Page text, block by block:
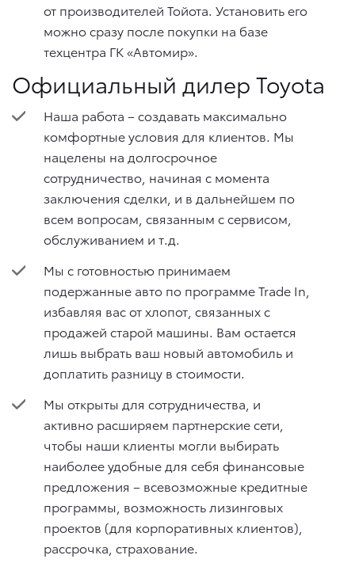
от производителей Тойота. Установить его
можно сразу после покупки на базе
техцентра ГК «Автомир».
Официальный дилер Toyota
Наша работа – создавать максимально
комфортные условия для клиентов. Мы
нацелены на долгосрочное
сотрудничество, начиная с момента
заключения сделки, и в дальнейшем по
всем вопросам, связанным с сервисом,
обслуживанием и т.д.
Мы с готовностью принимаем
подержанные авто по программе Trade In,
избавляя вас от хлопот, связанных с
продажей старой машины. Вам остается
лишь выбрать ваш новый автомобиль и
доплатить разницу в стоимости.
Мы открыты для сотрудничества, и
активно расширяем партнерские сети,
чтобы наши клиенты могли выбирать
наиболее удобные для себя финансовые
предложения – всевозможные кредитные
программы, возможность лизинговых
проектов (для корпоративных клиентов),
рассрочка, страхование.